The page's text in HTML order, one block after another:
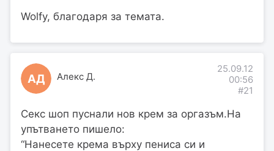
Wolfy, благодаря за темата.
АД Алекс Д.
25.09.12
00:56
#21
Секс шоп пуснали нов крем за оргазъм.На
упътването пишело:
“Нанесете крема върху пениса си и